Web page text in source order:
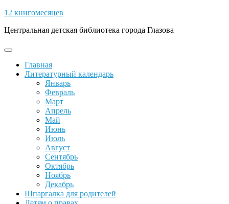
Skip
content
12 книгомесяцев
Центральная детская библиотека города Глазова
Open
ButtonГлавная
Литературный календарь
Январь
Февраль
Март
Апрель
Май
Июнь
Июль
Август
Сентябрь
Октябрь
Ноябрь
Декабрь
Шпаргалка для родителей